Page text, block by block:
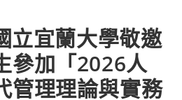
立宜蘭大學敬邀
參加「2026人
管理理論與實務